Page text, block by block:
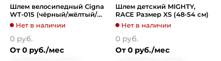
Шлем велосипедный Cigna
WT-015 (чёрный/жёлтый/
серебристый)
Нет в наличии
0 руб.
От 0 руб./мес
Шлем детский MIGHTY,
RACE Размер XS (48-54 см)
Нет в наличии
0 руб.
От 0 руб./мес